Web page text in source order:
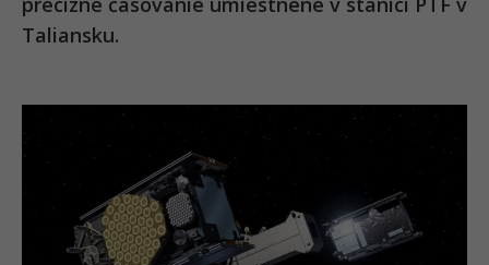
Taliansku.